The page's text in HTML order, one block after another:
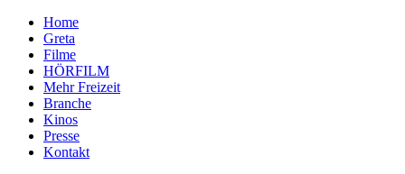
Home
Greta
Filme
HÖRFILM
Mehr Freizeit
Branche
Kinos
Presse
Kontakt